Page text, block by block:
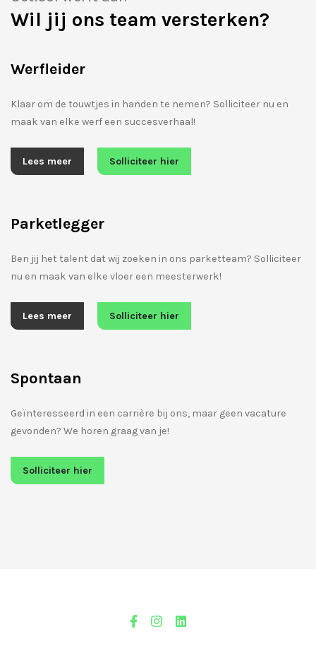
Wil jij ons team versterken?
Werfleider
Klaar om de touwtjes in handen te nemen? Solliciteer nu en
maak van elke werf een succesverhaal!
Lees meer Solliciteer hier
Parketlegger
Ben jij het talent dat wij zoeken in ons parketteam? Solliciteer
nu en maak van elke vloer een meesterwerk!
Lees meer Solliciteer hier
Spontaan
Geïnteresseerd in een carrière bij ons, maar geen vacature
gevonden? We horen graag van je!
Solliciteer hier